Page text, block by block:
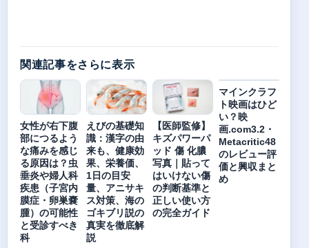
関連記事をさらに表示
女性が右下腹
部につるよう
な痛みを感じ
る原因は？虫
垂炎や婦人科
疾患（子宮内
膜症・卵巣嚢
腫）の可能性
と受診すべき
科
えびの基礎知
識：漢字の由
来も、健康効
果、栄養価、
1日の目安
量、アニサキ
ス対策、海の
ゴキブリ説の
真実を徹底解
説
【医師監修】
キズパワーパ
ッド 傷 化膿
写真｜貼って
はいけない傷
の判断基準と
正しい使い方
の完全ガイド
マインクラフ
ト映画はひど
い？映
画.com3.2・
Metacritic48
のレビュー評
価と興収まと
め